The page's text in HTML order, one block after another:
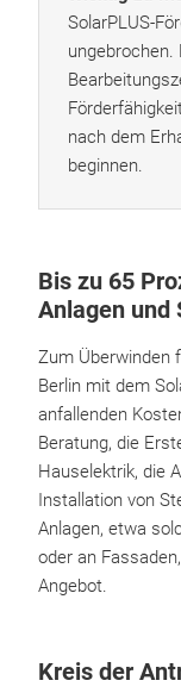
SolarPLUS-
ungebrochen.
nach dem
beginnen.
Bis zu 65
Anlagen und
Zum Überwinden
Berlin mit dem
anfallenden
Beratung, die
Hauselektrik, die
Installation von
Anlagen, etwa
oder an
Angebot.
Kreis der